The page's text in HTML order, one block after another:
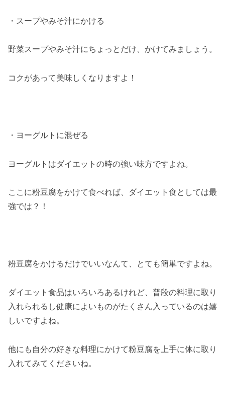
・スープやみそ汁にかける
野菜スープやみそ汁にちょっとだけ、かけてみましょう。
コクがあって美味しくなりますよ！
・ヨーグルトに混ぜる
ヨーグルトはダイエットの時の強い味方ですよね。
ここに粉豆腐をかけて食べれば、ダイエット食としては最
強では？！
粉豆腐をかけるだけでいいなんて、とても簡単ですよね。
ダイエット食品はいろいろあるけれど、普段の料理に取り
入れられるし健康によいものがたくさん入っているのは嬉
しいですよね。
他にも自分の好きな料理にかけて粉豆腐を上手に体に取り
入れてみてくださいね。